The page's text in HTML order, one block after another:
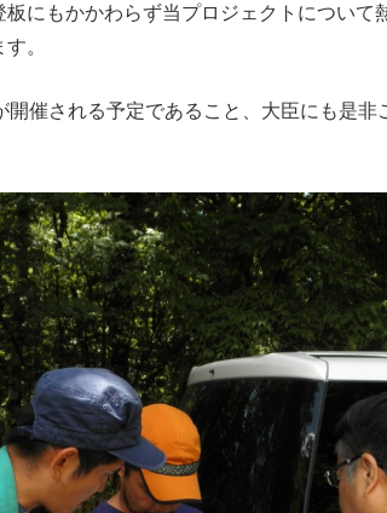
にもかかわらず当プロジェクトについて
。
催される予定であること、大臣にも是非